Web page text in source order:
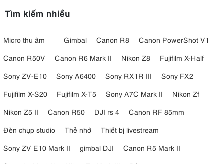
Tìm kiếm nhiều
Micro thu âm Gimbal Canon R8
Canon PowerShot V1
Canon R50V
Canon R6 Mark II Nikon Z8
Fujifilm X-Half
Sony ZV-E10
Sony A6400 Sony RX1R III
Sony FX2
Fujifilm X-S20
Fujifilm X-T5 Sony A7C Mark II
Nikon Zf
Nikon Z5 II
Canon R50 DJI rs 4
Canon RF 85mm
Đèn chụp studio
Thẻ nhớ
Thiết bị livestream
Sony ZV E10 Mark II
gimbal DJI
Canon R5 Mark II